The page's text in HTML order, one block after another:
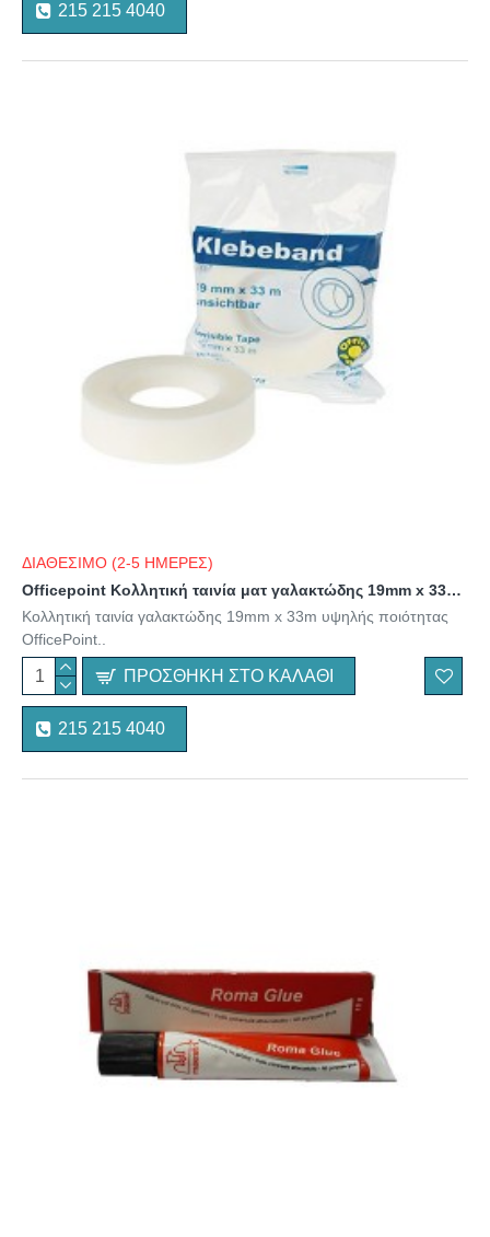
215 215 4040
ΔΙΑΘΕΣΙΜΟ (2-5 ΗΜΕΡΕΣ)
Officepoint Κολλητική ταινία ματ γαλακτώδης 19mm x 33m – (MAG-1353300-00) (OFPMAG-1353300-00)
Κολλητική ταινία γαλακτώδης 19mm x 33m υψηλής ποιότητας
OfficePoint..
ΠΡΟΣΘΉΚΗ ΣΤΟ ΚΑΛΆΘΙ
215 215 4040